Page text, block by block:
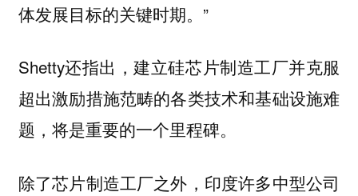
体发展目标的关键时期。”
Shetty还指出，建立硅芯片制造工厂并克服
超出激励措施范畴的各类技术和基础设施难
题，将是重要的一个里程碑。
除了芯片制造工厂之外，印度许多中型公司